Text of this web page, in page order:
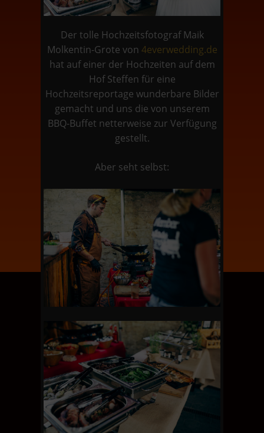
Der tolle Hochzeitsfotograf Maik
Molkentin-Grote von 4everwedding.de
hat auf einer der Hochzeiten auf dem
Hof Steffen für eine
Hochzeitsreportage wunderbare Bilder
gemacht und uns die von unserem
BBQ-Buffet netterweise zur Verfügung
gestellt.
Aber seht selbst: